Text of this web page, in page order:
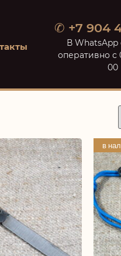
✆ +7 904
В WhatsApp
оперативно с
00
в